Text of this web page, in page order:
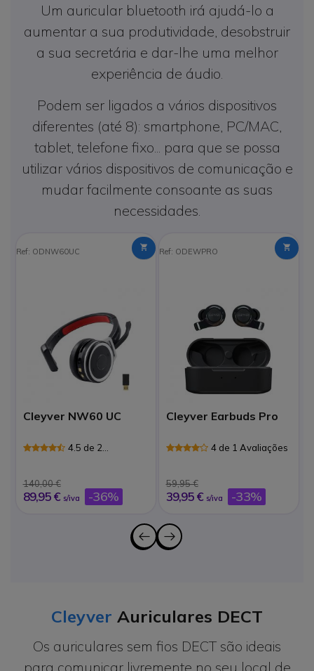
Um auricular bluetooth irá ajudá-lo a
aumentar a sua produtividade, desobstruir
a sua secretária e dar-lhe uma melhor
experiência de áudio.
Podem ser ligados a vários dispositivos
diferentes (até 8): smartphone, PC/MAC,
tablet, telefone fixo... para que se possa
utilizar vários dispositivos de comunicação e
mudar facilmente consoante as suas
necessidades.
Cleyver NW60 UC
4.5 de 2
140,00 €
89,95 € s/iva -36%
Ref: ODNW60UC
Cleyver Earbuds Pro
4 de 1 Avaliações
59,95 €
39,95 € s/iva -33%
Ref: ODEWPRO
Cleyver Auriculares DECT
Os auriculares sem fios DECT são ideais
para comunicar livremente no seu local de